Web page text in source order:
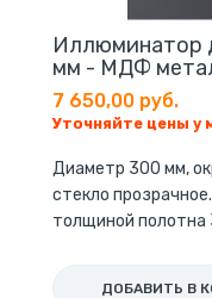
Иллюминатор
мм - МДФ
7 650,00 руб.
Уточняйте цены у
Диаметр 300 мм,
стекло
толщиной полотна
ДОБАВИТЬ В